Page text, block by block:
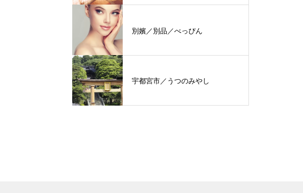
別嬪／別品／べっぴん
宇都宮市／うつのみやし